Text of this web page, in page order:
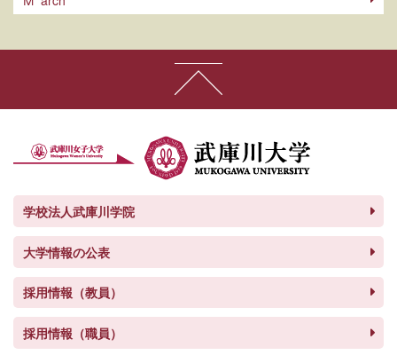
学校法人武庫川学院
大学情報の公表
採用情報（教員）
採用情報（職員）